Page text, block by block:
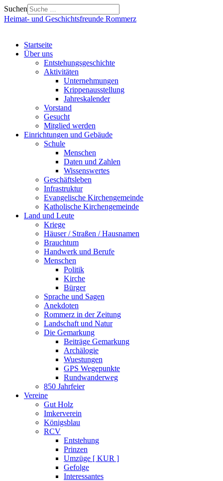
Suchen
Heimat- und Geschichtsfreunde Rommerz
Startseite
Über uns
Entstehungsgeschichte
Aktivitäten
Unternehmungen
Krippenausstellung
Jahreskalender
Vorstand
Gesucht
Mitglied werden
Einrichtungen und Gebäude
Schule
Menschen
Daten und Zahlen
Wissenswertes
Geschäftsleben
Infrastruktur
Evangelische Kirchengemeinde
Katholische Kirchengemeinde
Land und Leute
Kriege
Häuser / Straßen / Hausnamen
Brauchtum
Handwerk und Berufe
Menschen
Politik
Kirche
Bürger
Sprache und Sagen
Anekdoten
Rommerz in der Zeitung
Landschaft und Natur
Die Gemarkung
Beiträge Gemarkung
Archälogie
Wuestungen
GPS Wegepunkte
Rundwanderweg
850 Jahrfeier
Vereine
Gut Holz
Imkerverein
Königsblau
RCV
Entstehung
Prinzen
Umzüge [ KUR ]
Gefolge
Interessantes